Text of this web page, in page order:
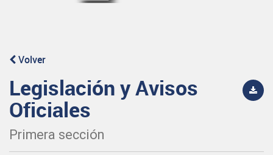
Volver
Legislación y Avisos
Oficiales
Primera sección